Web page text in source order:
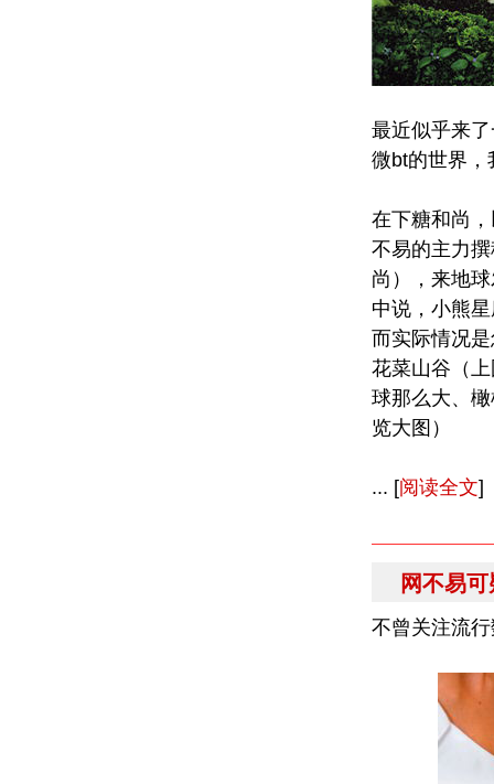
最近似乎来
微bt的世界，
在下糖和尚
不易的主力
尚），来地
中说，小熊
而实际情况
花菜山谷（
球那么大、
览大图）
... [阅读全文]
网不易
不曾关注流